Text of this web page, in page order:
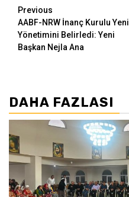
Continue
Reading
Previous
AABF-NRW İnanç Kurulu Yeni
Yönetimini Belirledi: Yeni
Başkan Nejla Ana
DAHA FAZLASI